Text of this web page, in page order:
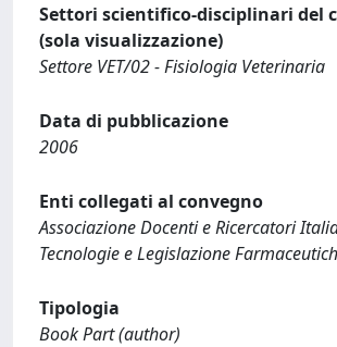
Settori scientifico-disciplinari del
(sola visualizzazione)
Settore VET/02 - Fisiologia Veterinaria
Data di pubblicazione
2006
Enti collegati al convegno
Associazione Docenti e Ricercatori
Tecnologie e Legislazione
Tipologia
Book Part (author)